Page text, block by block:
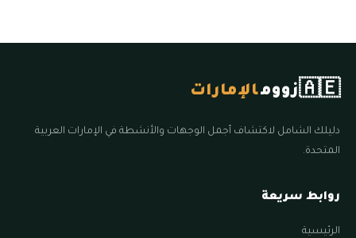
🇦🇪زوومالإمارات
دليلك الشامل لاكتشاف أجمل الوجهات والأنشطة في الإمارات العربية
المتحدة.
روابط سريعة
الرئيسية